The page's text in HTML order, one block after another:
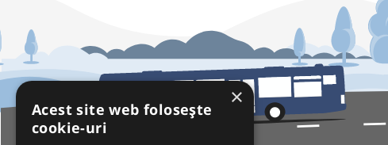
×
Acest site web folosește
cookie-uri